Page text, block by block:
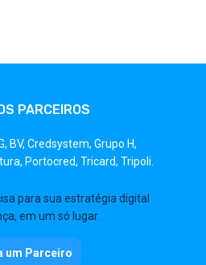
PARCEIROS
BV, Credsystem, Grupo H,
Portocred, Tricard, Tripoli.
para sua estratégia digital
em um só lugar.
um Parceiro